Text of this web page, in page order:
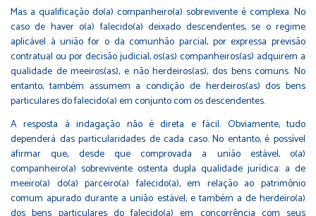
Mas a qualificação do(a) companheiro(a) sobrevivente é complexa. No
caso de haver o(a) falecido(a) deixado descendentes, se o regime
aplicável à união for o da comunhão parcial, por expressa previsão
contratual ou por decisão judicial, os(as) companheiros(as) adquirem a
qualidade de meeiros(as), e não herdeiros(as), dos bens comuns. No
entanto, também assumem a condição de herdeiros(as) dos bens
particulares do falecido(a) em conjunto com os descendentes.
A resposta à indagação não é direta e fácil. Obviamente, tudo
dependerá das particularidades de cada caso. No entanto, é possível
afirmar que, desde que comprovada a união estável, o(a)
companheiro(a) sobrevivente ostenta dupla qualidade jurídica: a de
meeiro(a) do(a) parceiro(a) falecido(a), em relação ao patrimônio
comum apurado durante a união estável; e também a de herdeiro(a)